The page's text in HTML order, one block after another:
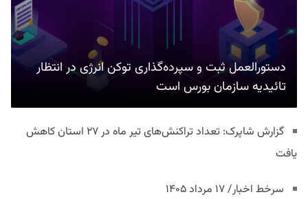
دستورالعمل ثبت و سپرده‌گذاری توکن انرژی در انتظار
تائیدیه سازمان بورس است
گزارش شاپرک: تعداد تراکنش‌های تیر ماه در ۲۷ استان‌ کاهش
یافت
سرخط اخبار/ ۱۷ مرداد ۱۴۰۵